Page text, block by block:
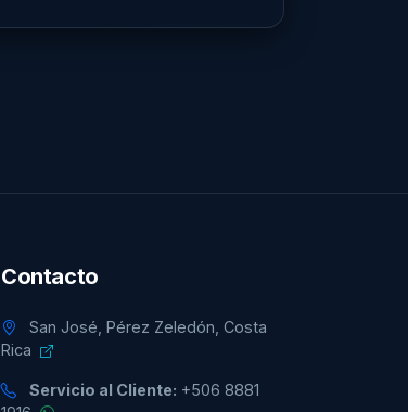
Contacto
San José, Pérez Zeledón, Costa
Rica
Servicio al Cliente: +506 8881